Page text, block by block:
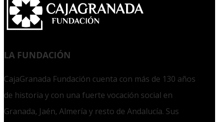
LA FUNDACIÓN
CajaGranada Fundación cuenta con más de 130 años
de historia y con una fuerte vocación social en
Granada, Jaén, Almería y resto de Andalucía. Sus